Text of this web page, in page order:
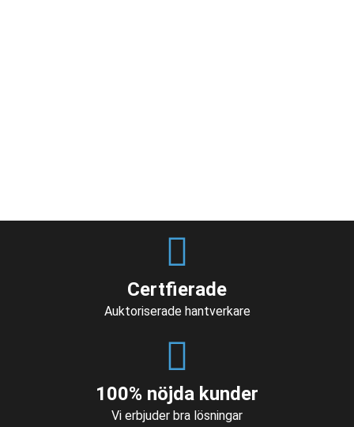
Certfierade
Auktoriserade hantverkare
100% nöjda kunder
Vi erbjuder bra lösningar